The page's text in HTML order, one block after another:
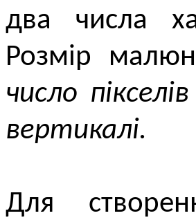
два числа
Розмір
число
вертикалі.
Для